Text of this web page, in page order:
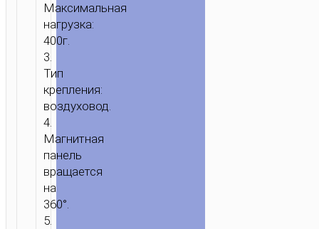
Максимальная
нагрузка:
400г.
3.
Тип
крепления:
воздуховод.
4.
Магнитная
панель
вращается
на
360°.
5.